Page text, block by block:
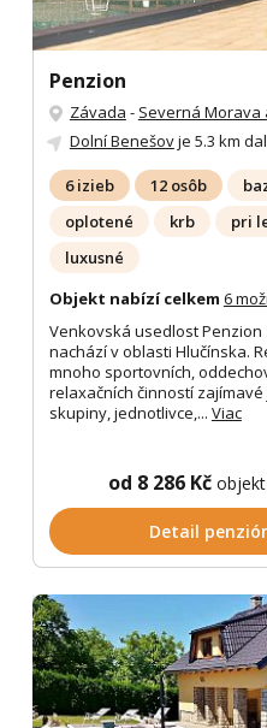
Penzion
Závada - Severná Morava
Dolní Benešovje 5.3 km
6 izieb 12 osôb
oplotené
krb
pri
luxusné
Objekt nabízí celkem 6
Venkovská usedlost Penzion
nachází v oblasti Hlučínska.
mnoho sportovních,
relaxačních činností zajímavé
skupiny, jednotlivce,... Viac
od 8 286 Kč
Detail